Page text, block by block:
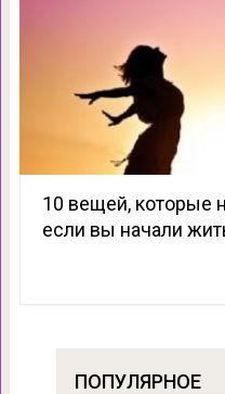
10 вещей, которые
если вы начали
ПОПУЛЯРНОЕ